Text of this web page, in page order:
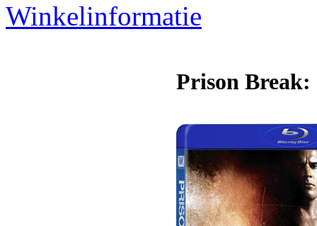
Winkelinformatie
Prison Break: